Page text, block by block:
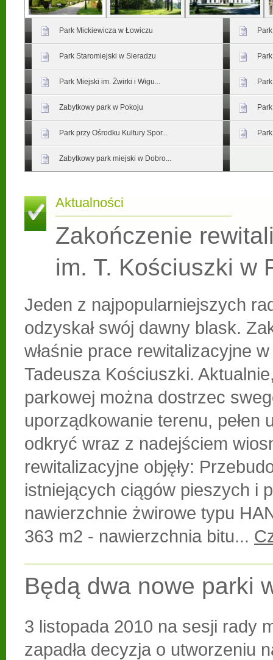
Park Mickiewicza w Łowiczu
Park Staromiejski w Sieradzu
Park Miejski im. Żwirki i Wigu...
Zabytkowy park w Pokoju
Park przy Ośrodku Kultury Spor...
Zabytkowy park miejski w Dobro...
Aktualności
Zakończenie
im. T. Kościuszki w
Jeden z najpopularniejszych
odzyskał swój dawny blask.
właśnie prace rewitalizacyjne
Tadeusza Kościuszki.
parkowej można dostrzec
uporządkowanie terenu, pełen
odkryć wraz z nadejściem
rewitalizacyjne objęły:
istniejących ciągów pieszych i
nawierzchnie żwirowe typu
363 m2 - nawierzchnia bitu...
Będą dwa nowe parki
3 listopada 2010 na sesji rady
zapadła decyzja o utworzeniu